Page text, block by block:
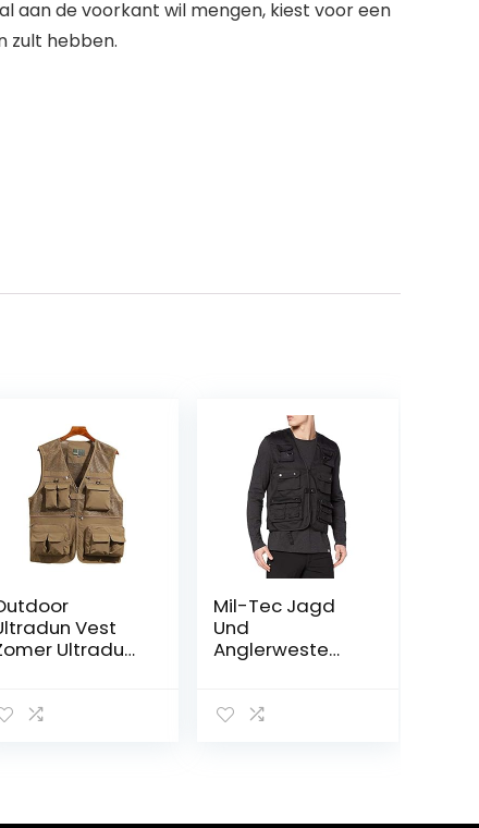
aan de voorkant wil mengen, kiest voor een
zult hebben.
Vest
Ultradun
Vest
Mil-Tec Jagd
Und
Anglerweste